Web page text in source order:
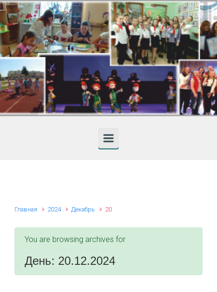
Skip to main content
Главная 2024 Декабрь 20
You are browsing archives for
День: 20.12.2024